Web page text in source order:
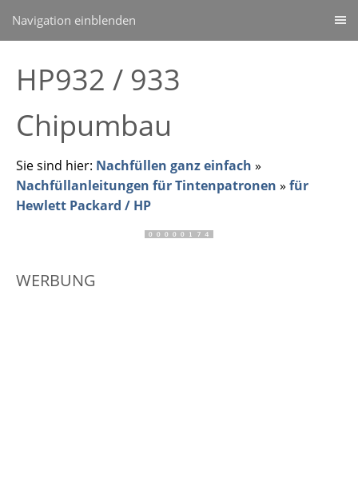
Navigation einblenden
HP932 / 933
Chipumbau
Sie sind hier: Nachfüllen ganz einfach »
Nachfüllanleitungen für Tintenpatronen » für
Hewlett Packard / HP
WERBUNG